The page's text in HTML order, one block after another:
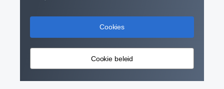
Cookies
Cookie beleid